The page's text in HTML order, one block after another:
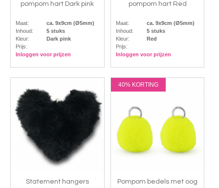
pompom hart Dark pink
Maat:
ca. 9x9cm (Ø5mm)
Inhoud:
5 stuks
Kleur:
Dark pink
Prijs:
Inloggen voor prijzen
pompom hart Red
Maat:
ca. 9x9cm (Ø5mm)
Inhoud:
5 stuks
Kleur:
Red
Prijs:
Inloggen voor prijzen
Statement hangers
40% KORTING
Pompom bedels met oog